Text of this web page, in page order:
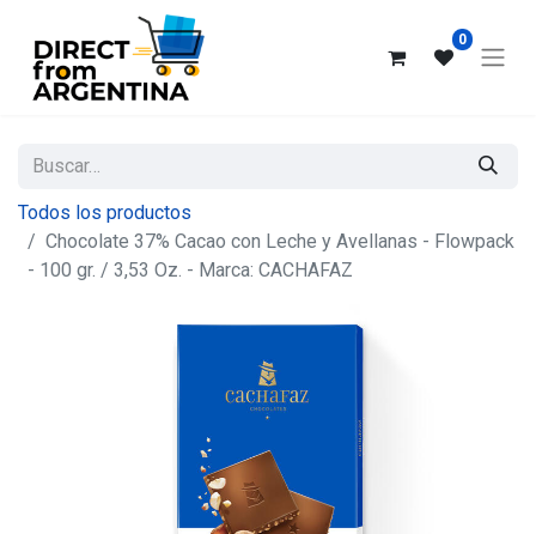
0
Todos los productos
Chocolate 37% Cacao con Leche y Avellanas - Flowpack
- 100 gr. / 3,53 Oz. - Marca: CACHAFAZ